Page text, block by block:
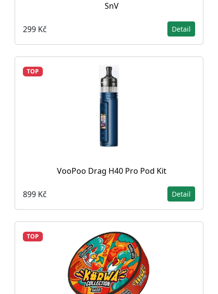
SnV
299 Kč Detail
TOP
VooPoo Drag H40 Pro Pod Kit
899 Kč Detail
TOP